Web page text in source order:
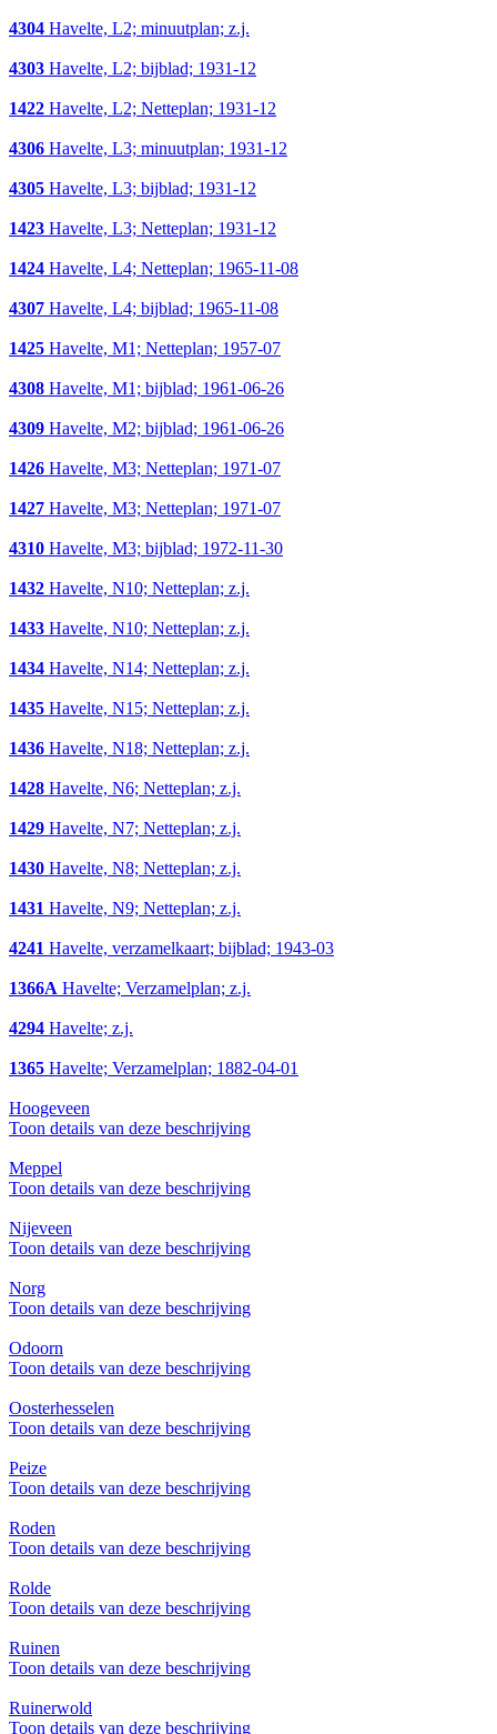
4304 Havelte, L2; minuutplan; z.j.
4303 Havelte, L2; bijblad; 1931-12
1422 Havelte, L2; Netteplan; 1931-12
4306 Havelte, L3; minuutplan; 1931-12
4305 Havelte, L3; bijblad; 1931-12
1423 Havelte, L3; Netteplan; 1931-12
1424 Havelte, L4; Netteplan; 1965-11-08
4307 Havelte, L4; bijblad; 1965-11-08
1425 Havelte, M1; Netteplan; 1957-07
4308 Havelte, M1; bijblad; 1961-06-26
4309 Havelte, M2; bijblad; 1961-06-26
1426 Havelte, M3; Netteplan; 1971-07
1427 Havelte, M3; Netteplan; 1971-07
4310 Havelte, M3; bijblad; 1972-11-30
1432 Havelte, N10; Netteplan; z.j.
1433 Havelte, N10; Netteplan; z.j.
1434 Havelte, N14; Netteplan; z.j.
1435 Havelte, N15; Netteplan; z.j.
1436 Havelte, N18; Netteplan; z.j.
1428 Havelte, N6; Netteplan; z.j.
1429 Havelte, N7; Netteplan; z.j.
1430 Havelte, N8; Netteplan; z.j.
1431 Havelte, N9; Netteplan; z.j.
4241 Havelte, verzamelkaart; bijblad; 1943-03
1366A Havelte; Verzamelplan; z.j.
4294 Havelte; z.j.
1365 Havelte; Verzamelplan; 1882-04-01
Hoogeveen
Toon details van deze beschrijving
Meppel
Toon details van deze beschrijving
Nijeveen
Toon details van deze beschrijving
Norg
Toon details van deze beschrijving
Odoorn
Toon details van deze beschrijving
Oosterhesselen
Toon details van deze beschrijving
Peize
Toon details van deze beschrijving
Roden
Toon details van deze beschrijving
Rolde
Toon details van deze beschrijving
Ruinen
Toon details van deze beschrijving
Ruinerwold
Toon details van deze beschrijving